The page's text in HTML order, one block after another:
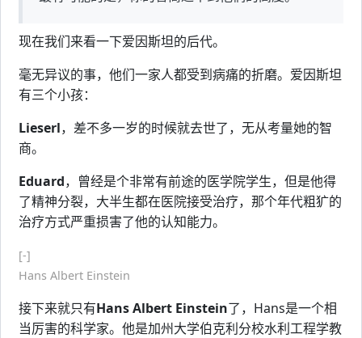
现在我们来看一下爱因斯坦的后代。
毫无异议的事，他们一家人都受到病痛的折磨。爱因斯坦
有三个小孩：
Lieserl，差不多一岁的时候就去世了，无从考量她的智
商。
Eduard，曾经是个非常有前途的医学院学生，但是他得
了精神分裂，大半生都在医院接受治疗，那个年代粗犷的
治疗方式严重损害了他的认知能力。
[-]
Hans Albert Einstein
接下来就只有Hans Albert Einstein了，Hans是一个相
当厉害的科学家。他是加州大学伯克利分校水利工程学教